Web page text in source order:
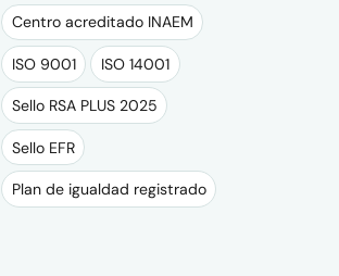
Centro acreditado INAEM
ISO 9001 ISO 14001
Sello RSA PLUS 2025
Sello EFR
Plan de igualdad registrado